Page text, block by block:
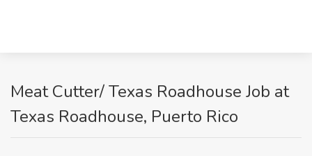
Meat Cutter/ Texas Roadhouse Job at
Texas Roadhouse, Puerto Rico